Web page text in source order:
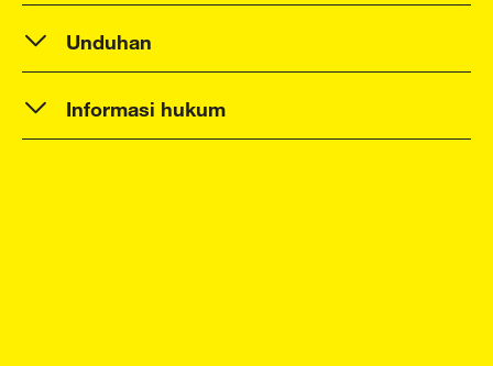
Unduhan
Informasi hukum